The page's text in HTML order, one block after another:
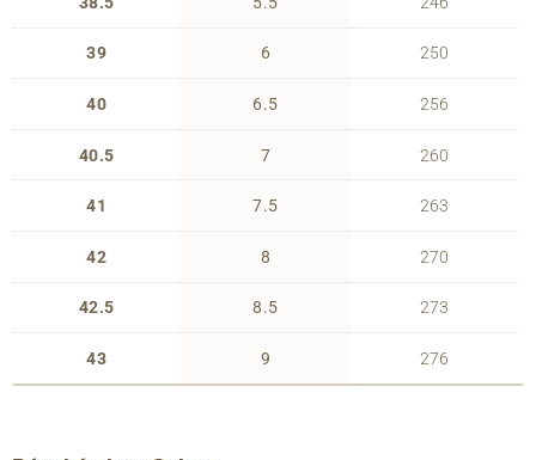
39
40
40.5
41
42
42.5
43
6
6.5
7
7.5
8
8.5
9
250
256
260
263
270
273
276